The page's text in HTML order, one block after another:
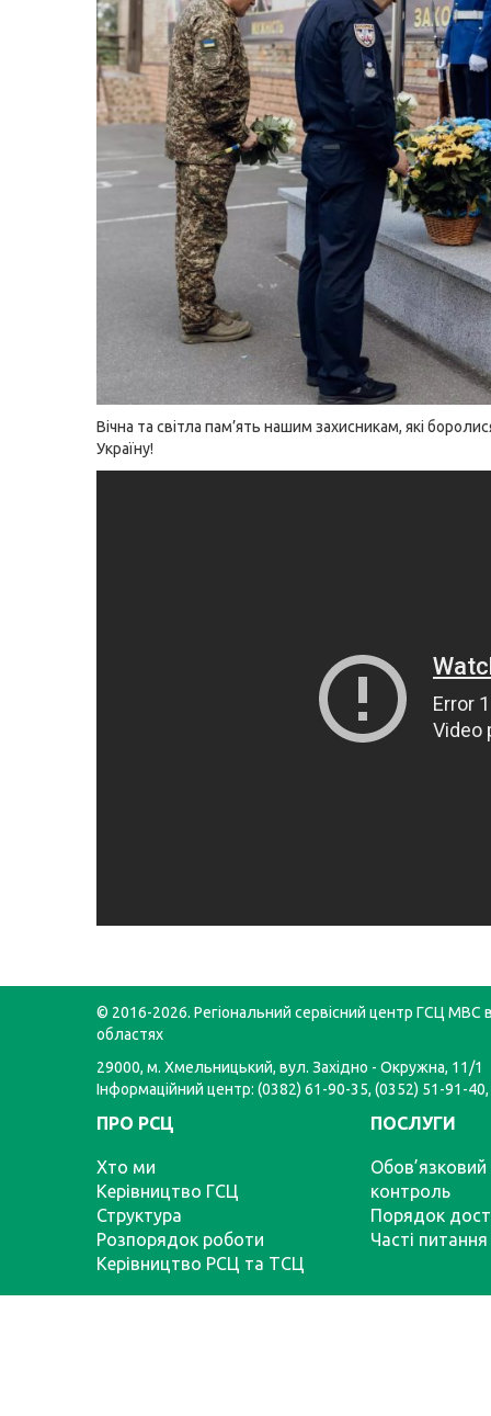
Вічна та світла пам’ять нашим захисникам, які
Україну!
© 2016-2026. Регіональний сервісний центр ГСЦ МВС
областях
29000, м. Хмельницький, вул. Західно - Окружна, 11/1
Інформаційний центр: (0382) 61-90-35, (0352) 51-91-
ПРО РСЦ
Хто ми
Керівництво ГСЦ
Структура
Розпорядок роботи
Керівництво РСЦ та ТСЦ
ПОСЛУГИ
Обов’язковий
контроль
Порядок
Часті питання